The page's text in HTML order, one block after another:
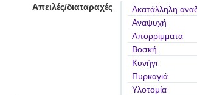
Απειλές/διαταραχές
Ακατάλληλη
Αναψυχή
Απορρίμματα
Βοσκή
Κυνήγι
Πυρκαγιά
Υλοτομία